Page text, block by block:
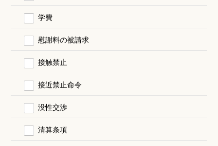
学費
慰謝料の被請求
接触禁止
接近禁止命令
没性交渉
清算条項